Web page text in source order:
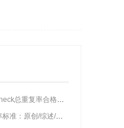
SCI查重误区：CrossCheck总重复率合格就稳了？单源高重复照样初审被拒
CrossCheck安全重复率标准：原创/综述/短篇通讯/会议论文阈值（不被编辑退回）